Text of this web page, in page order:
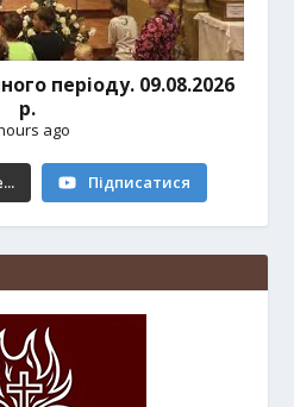
періоду. 09.08.2026
р.
ago
Підписатися